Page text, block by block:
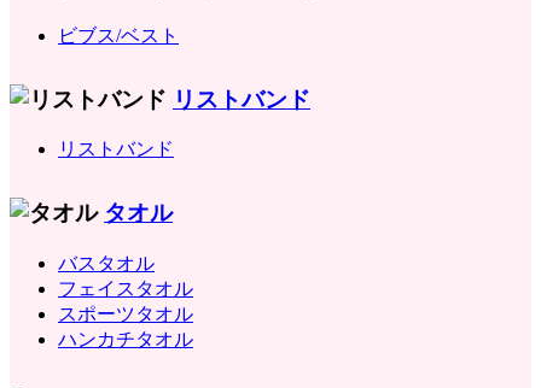
ビブス/ベスト
リストバンド
リストバンド
タオル
バスタオル
フェイスタオル
スポーツタオル
ハンカチタオル